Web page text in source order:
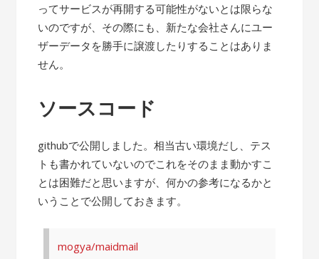
ってサービスが再開する可能性がないとは限らな
いのですが、その際にも、新たな会社さんにユー
ザーデータを勝手に譲渡したりすることはありま
せん。
ソースコード
githubで公開しました。相当古い環境だし、テス
トも書かれていないのでこれをそのまま動かすこ
とは困難だと思いますが、何かの参考になるかと
いうことで公開しておきます。
mogya/maidmail